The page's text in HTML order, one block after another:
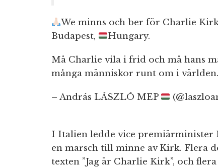
We minns och ber för Charlie
Budapest,
Hungary.
Må Charlie vila i frid och må hans
många människor runt om i världen.
– András LÁSZLÓ MEP
I Italien ledde vice premiärminister
en marsch till minne av Kirk. Flera
texten ”Jag är Charlie Kirk”, och